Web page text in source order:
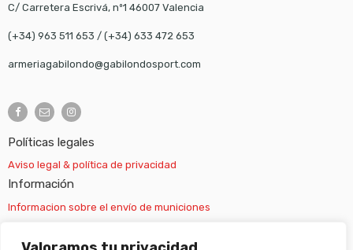
C/ Carretera Escrivá, nº1 46007 Valencia
(+34) 963 511 653 / (+34) 633 472 653
armeriagabilondo@gabilondosport.com
Políticas legales
Aviso legal & política de privacidad
Información
Informacion sobre el envío de municiones
Información sobre el envío de armas